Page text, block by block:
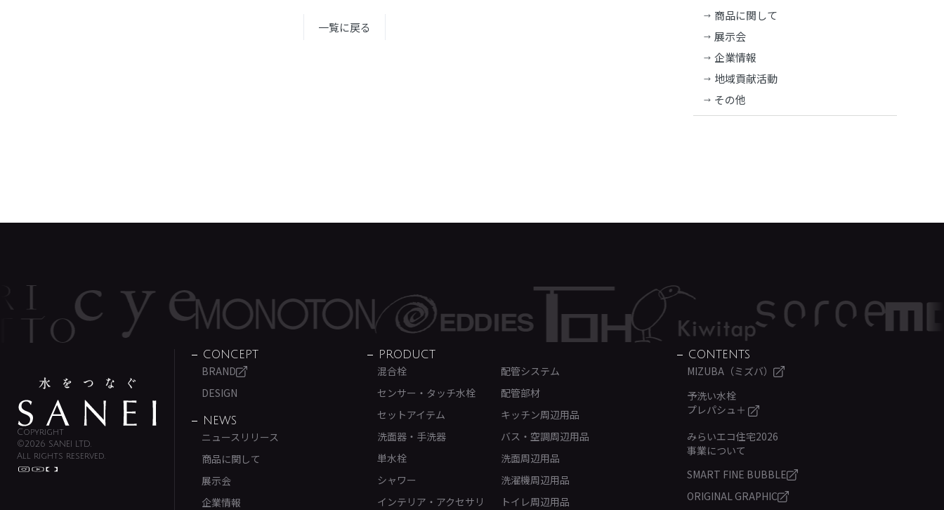
一覧に戻る
商品に関して
展示会
企業情報
地域貢献活動
その他
Copyright
©2026 SANEI LTD.
All rights reserved.
CONCEPT
BRAND
DESIGN
NEWS
ニュースリリース
商品に関して
展示会
企業情報
PRODUCT
混合栓
センサー・タッチ水栓
セットアイテム
洗面器・手洗器
単水栓
シャワー
インテリア・アクセサリ
配管システム
配管部材
キッチン周辺用品
バス・空調周辺用品
洗面周辺用品
洗濯機周辺用品
トイレ周辺用品
CONTENTS
MIZUBA（ミズバ）
予洗い水栓
プレパシュ＋
みらいエコ住宅2026
事業について
SMART FINE BUBBLE
ORIGINAL GRAPHIC